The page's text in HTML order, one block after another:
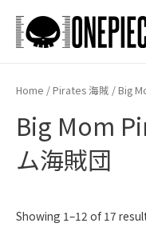
content
Home /Pirates 海賊 / Big
Big Mom
ム海賊団
Showing 1–12 of 17